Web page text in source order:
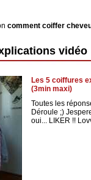
comment coiffer
vidéo
Les 5 coiffures
(3min maxi)
Toutes les
Déroule ;)
oui... LIKER !!